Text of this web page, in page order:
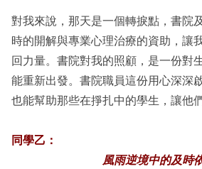
對我來說，那天是一個轉捩點，書
時的開解與專業心理治療的資助，讓
回力量。書院對我的照顧，是一份對
能重新出發。書院職員這份用心深深
也能幫助那些在掙扎中的學生，讓他
同學乙：
風雨逆境中的及時